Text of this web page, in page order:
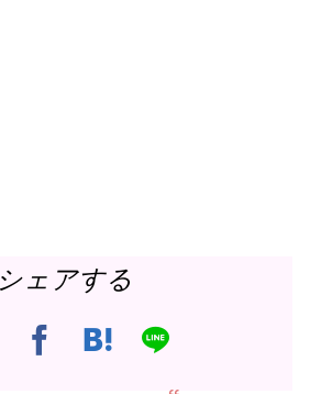
シェアする